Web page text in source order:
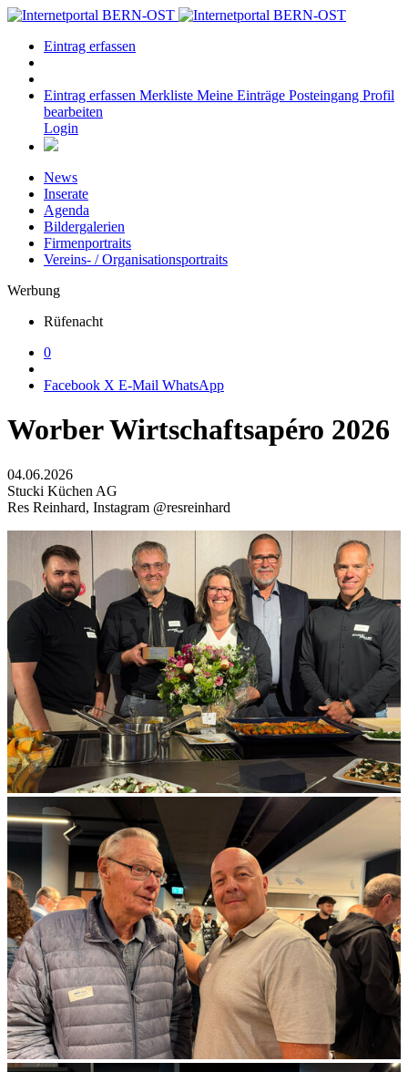
Eintrag erfassen
Eintrag erfassen Merkliste Meine Einträge Posteingang Profil
bearbeiten
Login
News
Inserate
Agenda
Bildergalerien
Firmenportraits
Vereins- / Organisationsportraits
Werbung
Rüfenacht
0
Facebook X E-Mail WhatsApp
Worber Wirtschaftsapéro 2026
04.06.2026
Stucki Küchen AG
Res Reinhard, Instagram @resreinhard